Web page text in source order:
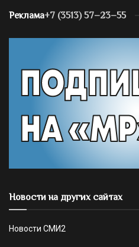
Реклама+7 (3513) 57–23–55
Новости на других сайтах
Новости СМИ2